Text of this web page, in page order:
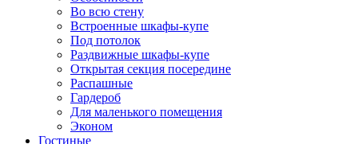
Во всю стену
Встроенные шкафы-купе
Под потолок
Раздвижные шкафы-купе
Открытая секция посередине
Распашные
Гардероб
Для маленького помещения
Эконом
Гостиные